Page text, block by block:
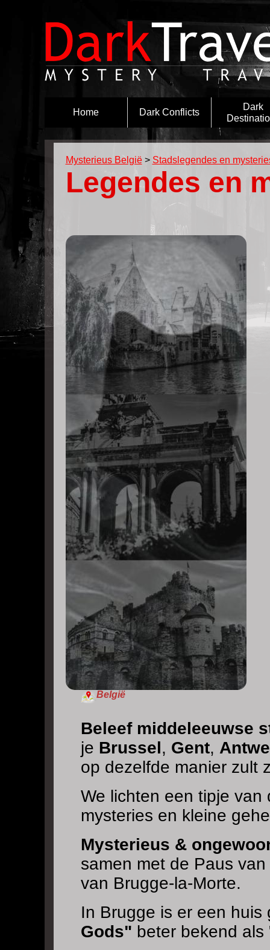
Home Dark Conflicts
Dark
Mysterieus België> Stadslegendes en
Legendes en
België
Beleef middeleeuwse
je Brussel, Gent,
op dezelfde manier zult
We lichten een tipje
mysteries en kleine
Mysterieus &
samen met de Paus
van Brugge-la-Morte.
In Brugge is er een
Gods" beter bekend als